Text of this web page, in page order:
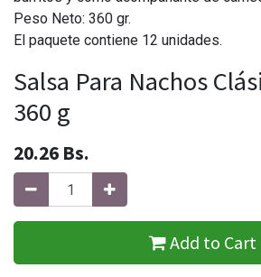
Peso Neto: 360 gr.
El paquete contiene 12 unidades.
Salsa Para Nachos
360 g
20.26 Bs.
Add to Cart